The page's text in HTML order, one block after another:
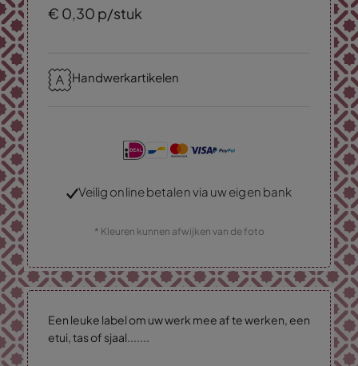
€ 0,30 p/stuk
Handwerkartikelen
Veilig online betalen via uw eigen bank
* Kleuren kunnen afwijken van de foto
Een leuke label om uw werk mee af te werken, een
etui, tas of sjaal.......